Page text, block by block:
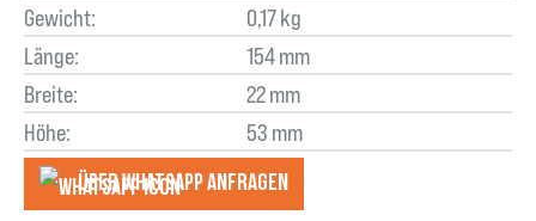
Gewicht:
0,17 kg
Länge:
154 mm
Breite:
22 mm
Höhe:
53 mm
Über WhatsApp anfragеn